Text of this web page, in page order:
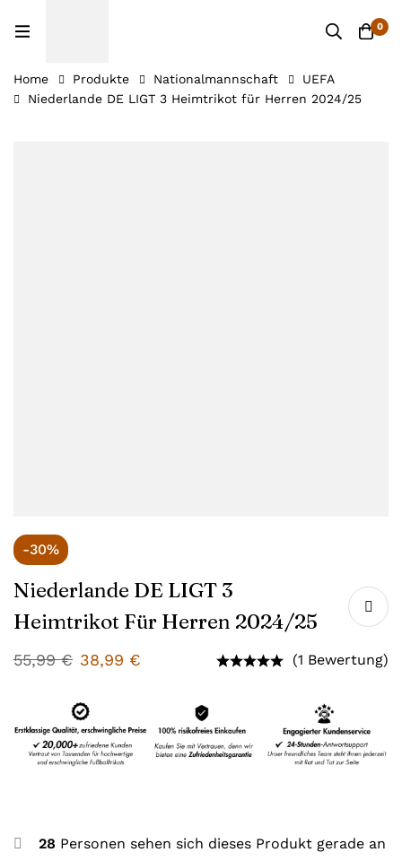
0
Home Produkte Nationalmannschaft
UEFA
Niederlande DE LIGT 3 Heimtrikot für Herren 2024/25
-30%
Niederlande DE LIGT 3
Heimtrikot Für Herren 2024/25
55,99€ 38,99 € (1 Bewertung)
28 Personen sehen sich dieses Produkt gerade an